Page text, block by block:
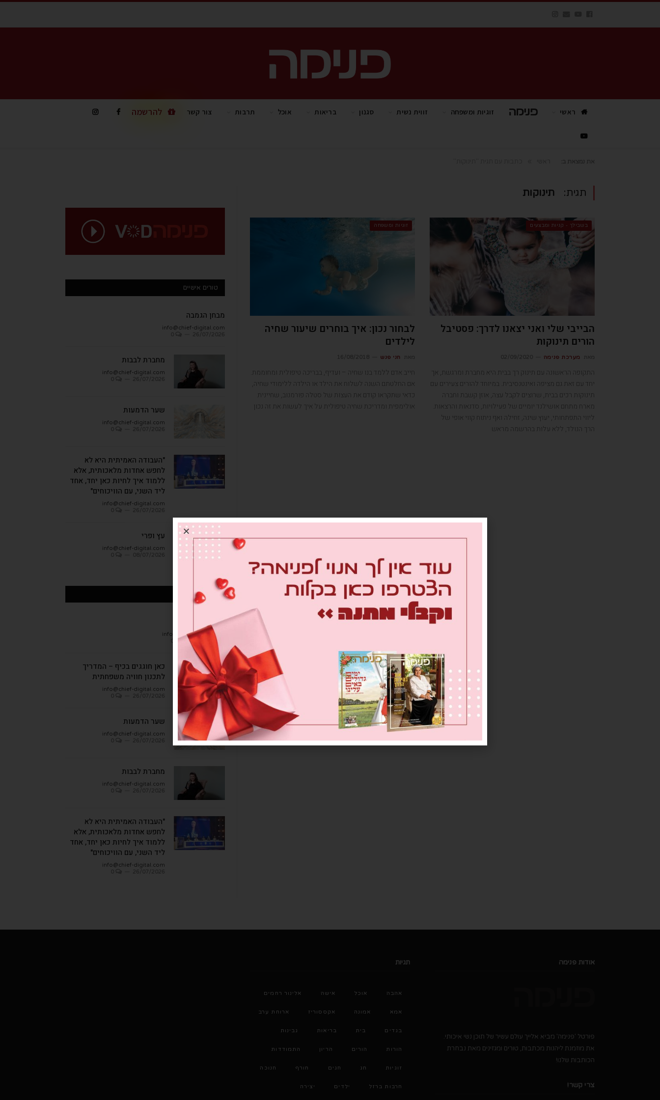
ראשי פנימה TV זוגיות ומשפחה זווית נשית סגנון בריאות אוכל תרבות צור קשר להרשמה
תגית: תינוקות
בשבילך - קניות ומבצעים
הבייבי שלי ואני יצאנו לדרך: פסטיבל
הורים תינוקות
מערכת פנימה
התקופה הראשונה עם תינוק רך בבית היא מחברת ומרגשת, אך
יחד עם זאת גם מציפה ואינטנסיבית. במיוחד להורים צעירים עם
תינוקות רכים בבית, שרוצים לקבל עצה, אוזן קשבת וחברה
מארח מתחם אושילנד יומיים של פעילויות, סדנאות והרצאות.
ליווי התפתחותי, יעוץ שינה, זחילה ואף ניתוח קווי אופי של
הרך הנולד, ללא עלות בהרשמה מראש
זוגיות ומשפחה
לבחור נכון: איך בוחרים שיעור שחיה
לילדים
חני פנש
חייב אדם ללמד בנו שחיה – ועדיף, בבריכה טיפולית ומחוממת.
אם החלטתם השנה לשלוח את הילד או הילדה ללימודי שחיה,
כדאי שתקראו קודם את העצות של סטלה פורמנוב, שחיינית
אולימפית ומדריכת שחיה טיפולית על איך לעשות את זה נכון
טורים אישיים
מבחן הגמבה
info@chief-digital.com
מחברת לבבות
info@chief-digital.com
שער הדמעות
info@chief-digital.com
"העבודה האמיתית היא לא
לחפש אחדות מלאכותית, אלא
ללמוד איך לחיות כאן יחד, אחד
ליד השני, עם הוויכוחים"
info@chief-digital.com
עץ ופרי
info@chief-digital.com
כתבות אחרונות
מבחן הגמבה
info@chief-digital.com
26/07/2026
כאן חוגגים בכיף – המדריך
לתכנון חוויה משפחתית
info@chief-digital.com
שער הדמעות
info@chief-digital.com
מחברת לבבות
info@chief-digital.com
"העבודה האמיתית היא לא
לחפש אחדות מלאכותית, אלא
ללמוד איך לחיות כאן יחד, אחד
ליד השני, עם הוויכוחים"
info@chief-digital.com
אודות פנימה
פורטל 'פנימה' מביא אלייך עולם עשיר של תוכן נשי איכותי.
את מוזמנת ליהנות מכתבות, טורים ומגזינים מאת נבחרת
הכותבות שלנו!
צרי קשר!
תגיות
אהבה אוכל אישה אלינור רחמים
אמא אמונה אקססוריז ארוחת ערב
בגדים בית בריאות גבינות
הורות הורים הריון התמודדות
זוגיות חג חגים חורף חנוכה
חרבות ברזל ילדים יצירה